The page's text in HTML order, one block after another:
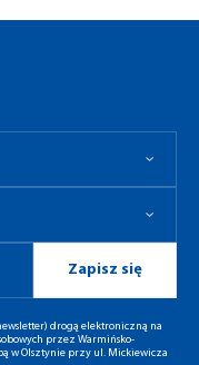
Zapisz się
drogą elektroniczną na
przez Warmińsko-
w Olsztynie przy ul. Mickiewicza